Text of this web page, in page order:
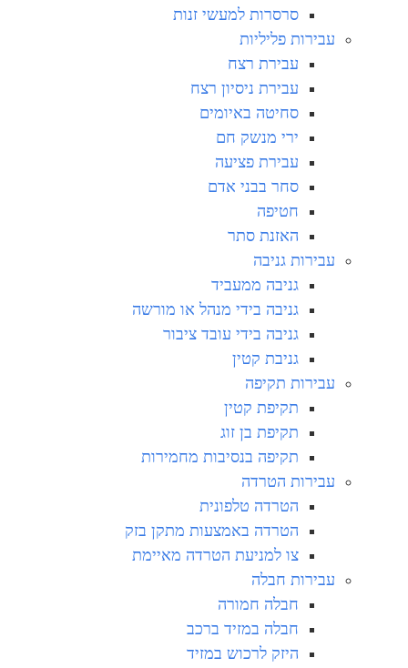
סרסרות למעשי זנות
עבירות פליליות
עבירת רצח
עבירת ניסיון רצח
סחיטה באיומים
ירי מנשק חם
עבירת פציעה
סחר בבני אדם
חטיפה
האזנת סתר
עבירות גניבה
גניבה ממעביד
גניבה בידי מנהל או מורשה
גניבה בידי עובד ציבור
גניבת קטין
עבירות תקיפה
תקיפת קטין
תקיפת בן זוג
תקיפה בנסיבות מחמירות
עבירות הטרדה
הטרדה טלפונית
הטרדה באמצעות מתקן בזק
צו למניעת הטרדה מאיימת
עבירות חבלה
חבלה חמורה
חבלה במזיד ברכב
היזק לרכוש במזיד